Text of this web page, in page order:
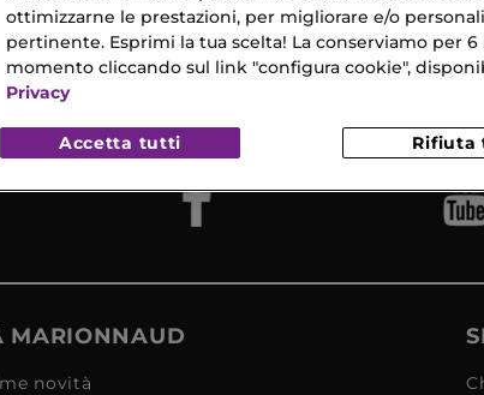
Consegna Gratuita
da 35€​ in 24/48H
MARIONNAUD
novità
ottimizzarne le prestazioni, per migliorare e/o
pertinente. Esprimi la tua scelta! La conserviamo per
momento cliccando sul link "configura cookie",
Privacy
Rifiuta
Accetta tutti